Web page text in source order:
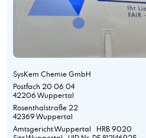
SysKem Chemie GmbH
Postfach 20 06 04
42206 Wuppertal
Rosenthalstraße 22
42369 Wuppertal
Amtsgericht Wuppertal HRB 9020